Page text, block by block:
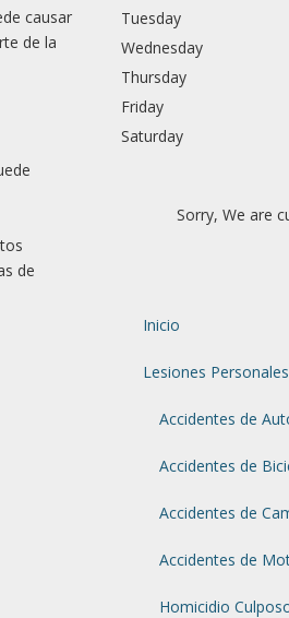
causar
de la
de
Tuesday
Wednesday
Thursday
Friday
Saturday
Sorry, We are
Inicio
Lesiones Personales
Accidentes de
Accidentes de
Accidentes de
Accidentes de
Homicidio